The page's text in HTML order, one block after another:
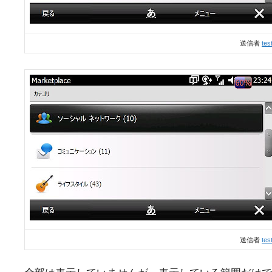
送信者 test
送信者 test